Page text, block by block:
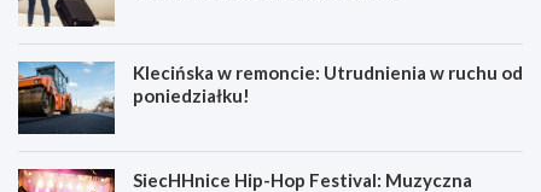
Klecińska w remoncie: Utrudnienia w ruchu od
poniedziałku!
SiecHHnice Hip-Hop Festival: Muzyczna